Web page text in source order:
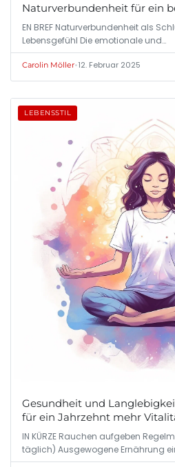
Naturverbundenheit für ein
EN BREF Naturverbundenheit als
Lebensgefühl Die emotionale und…
Carolin Möller•12. Februar 2025
LEBENSSTIL
Gesundheit und
für ein Jahrzehnt mehr
IN KÜRZE Rauchen aufgeben
täglich) Ausgewogene Ernährung